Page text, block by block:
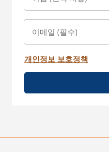
개인정보 보호정책